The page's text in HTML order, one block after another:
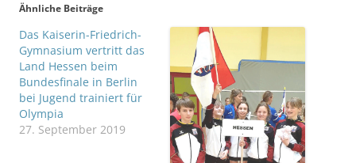
Ähnliche Beiträge
Das Kaiserin-Friedrich-
Gymnasium vertritt das
Land Hessen beim
Bundesfinale in Berlin
bei Jugend trainiert für
Olympia
27. September 2019